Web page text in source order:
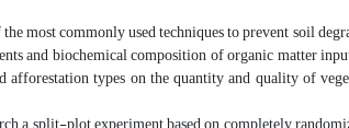
most commonly used techniques to prevent soil
and biochemical composition of organic matter
afforestation types on the quantity and quality of